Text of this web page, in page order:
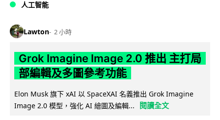
人工智能
Lawton 2 小時
Grok Imagine Image 2.0 推出 主打局
部編輯及多圖參考功能
Elon Musk 旗下 xAI 以 SpaceXAI 名義推出 Grok Imagine
Image 2.0 模型，強化 AI 繪圖及編輯...
閱讀全文